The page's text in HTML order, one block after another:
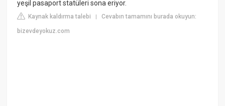
yeşil pasaport statüleri sona eriyor.
Kaynak kaldırma talebi |Cevabın tamamını burada okuyun:
bizevdeyokuz.com